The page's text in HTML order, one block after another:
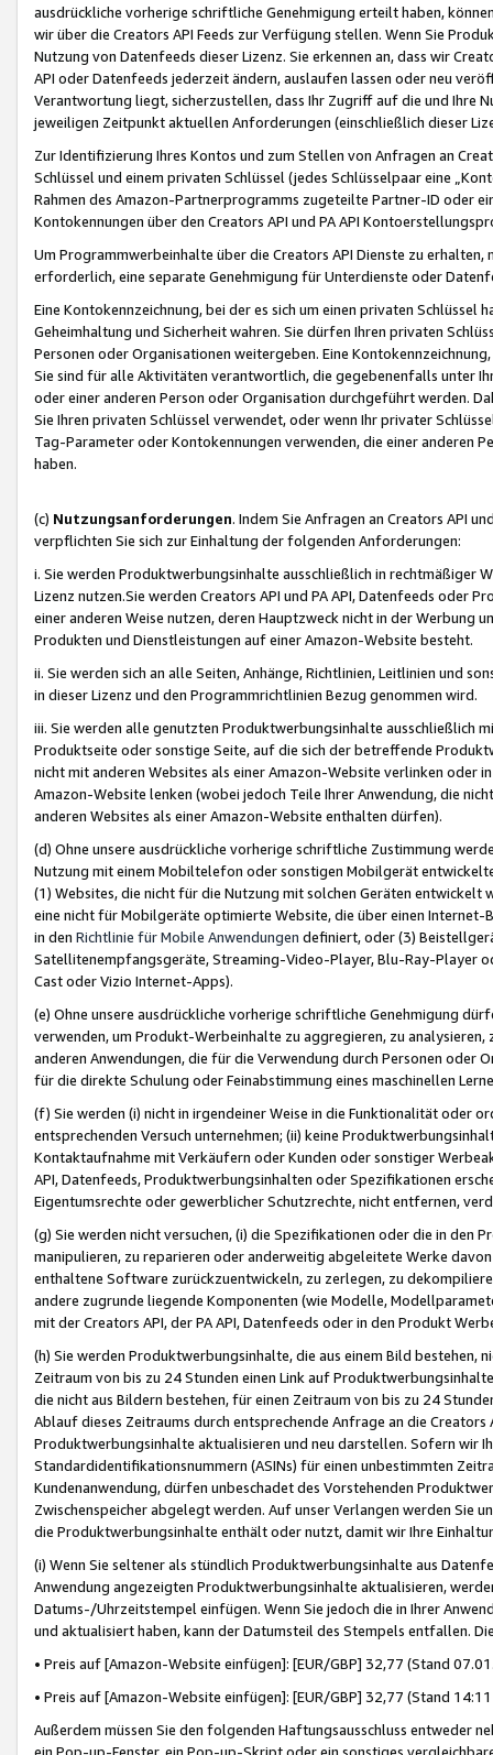
ausdrückliche vorherige schriftliche Genehmigung erteilt haben,
wir über die Creators API Feeds zur Verfügung stellen. Wenn Sie
Nutzung von Datenfeeds dieser Lizenz. Sie erkennen an, dass wir
API oder Datenfeeds jederzeit ändern, auslaufen lassen oder neu
Verantwortung liegt, sicherzustellen, dass Ihr Zugriff auf die und Ihre
jeweiligen Zeitpunkt aktuellen Anforderungen (einschließlich dieser
Zur Identifizierung Ihres Kontos und zum Stellen von Anfragen an
Schlüssel und einem privaten Schlüssel (jedes Schlüsselpaar eine
Rahmen des Amazon-Partnerprogramms zugeteilte Partner-ID oder
Kontokennungen über den Creators API und PA API
Um Programmwerbeinhalte über die Creators API Dienste zu
erforderlich, eine separate Genehmigung für Unterdienste oder
Eine Kontokennzeichnung, bei der es sich um einen privaten
Geheimhaltung und Sicherheit wahren. Sie dürfen Ihren privaten
Personen oder Organisationen weitergeben. Eine
Sie sind für alle Aktivitäten verantwortlich, die gegebenenfalls unter
oder einer anderen Person oder Organisation durchgeführt werden.
Sie Ihren privaten Schlüssel verwendet, oder wenn Ihr privater
Tag-Parameter oder Kontokennungen verwenden, die einer anderen
haben.
(c) Nutzungsanforderungen. Indem Sie Anfragen an Creators API
verpflichten Sie sich zur Einhaltung der folgenden Anforderungen:
i. Sie werden Produktwerbungsinhalte ausschließlich in rechtmäßiger
Lizenz nutzen.Sie werden Creators API und PA API, Datenfeeds oder
einer anderen Weise nutzen, deren Hauptzweck nicht in der Werbung
Produkten und Dienstleistungen auf einer Amazon-Website besteht.
ii. Sie werden sich an alle Seiten, Anhänge, Richtlinien, Leitlinien und
in dieser Lizenz und den Programmrichtlinien Bezug genommen wird.
iii. Sie werden alle genutzten Produktwerbungsinhalte ausschließlich
Produktseite oder sonstige Seite, auf die sich der betreffende
nicht mit anderen Websites als einer Amazon-Website verlinken oder
Amazon-Website lenken (wobei jedoch Teile Ihrer Anwendung, die
anderen Websites als einer Amazon-Website enthalten dürfen).
(d) Ohne unsere ausdrückliche vorherige schriftliche Zustimmung
Nutzung mit einem Mobiltelefon oder sonstigen Mobilgerät
(1) Websites, die nicht für die Nutzung mit solchen Geräten
eine nicht für Mobilgeräte optimierte Website, die über einen
in den Richtlinie für Mobile Anwendungen definiert, oder (3)
Satellitenempfangsgeräte, Streaming-Video-Player, Blu-Ray-Player
Cast oder Vizio Internet-Apps).
(e) Ohne unsere ausdrückliche vorherige schriftliche Genehmigung
verwenden, um Produkt-Werbeinhalte zu aggregieren, zu
anderen Anwendungen, die für die Verwendung durch Personen
für die direkte Schulung oder Feinabstimmung eines maschinellen
(f) Sie werden (i) nicht in irgendeiner Weise in die Funktionalität oder
entsprechenden Versuch unternehmen; (ii) keine
Kontaktaufnahme mit Verkäufern oder Kunden oder sonstiger
API, Datenfeeds, Produktwerbungsinhalten oder Spezifikationen
Eigentumsrechte oder gewerblicher Schutzrechte, nicht entfernen,
(g) Sie werden nicht versuchen, (i) die Spezifikationen oder die in
manipulieren, zu reparieren oder anderweitig abgeleitete Werke
enthaltene Software zurückzuentwickeln, zu zerlegen, zu
andere zugrunde liegende Komponenten (wie Modelle,
mit der Creators API, der PA API, Datenfeeds oder in den Produkt
(h) Sie werden Produktwerbungsinhalte, die aus einem Bild bestehen,
Zeitraum von bis zu 24 Stunden einen Link auf
die nicht aus Bildern bestehen, für einen Zeitraum von bis zu 24
Ablauf dieses Zeitraums durch entsprechende Anfrage an die
Produktwerbungsinhalte aktualisieren und neu darstellen. Sofern wir
Standardidentifikationsnummern (ASINs) für einen unbestimmten
Kundenanwendung, dürfen unbeschadet des Vorstehenden
Zwischenspeicher abgelegt werden. Auf unser Verlangen werden Sie
die Produktwerbungsinhalte enthält oder nutzt, damit wir Ihre
(i) Wenn Sie seltener als stündlich Produktwerbungsinhalte aus
Anwendung angezeigten Produktwerbungsinhalte aktualisieren,
Datums-/Uhrzeitstempel einfügen. Wenn Sie jedoch die in Ihrer
und aktualisiert haben, kann der Datumsteil des Stempels entfallen.
• Preis auf [Amazon-Website einfügen]: [EUR/GBP] 32,77 (Stand
• Preis auf [Amazon-Website einfügen]: [EUR/GBP] 32,77 (Stand
Außerdem müssen Sie den folgenden Haftungsausschluss entweder
ein Pop-up-Fenster, ein Pop-up-Skript oder ein sonstiges